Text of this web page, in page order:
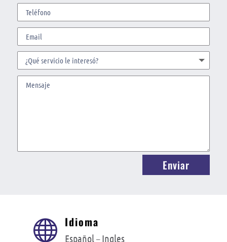
Enviar
 Idioma
Español –Ingles